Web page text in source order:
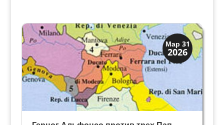
Мар 31
2026
Династии
Мантуя и Феррара